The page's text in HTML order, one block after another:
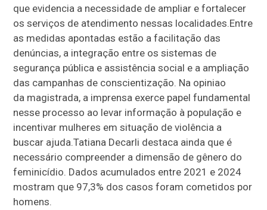
que evidencia a necessidade de ampliar e fortalecer
os serviços de atendimento nessas localidades.Entre
as medidas apontadas estão a facilitação das
denúncias, a integração entre os sistemas de
segurança pública e assistência social e a ampliação
das campanhas de conscientização. Na opiniao
da magistrada, a imprensa exerce papel fundamental
nesse processo ao levar informação à população e
incentivar mulheres em situação de violência a
buscar ajuda.Tatiana Decarli destaca ainda que é
necessário compreender a dimensão de gênero do
feminicídio. Dados acumulados entre 2021 e 2024
mostram que 97,3% dos casos foram cometidos por
homens.